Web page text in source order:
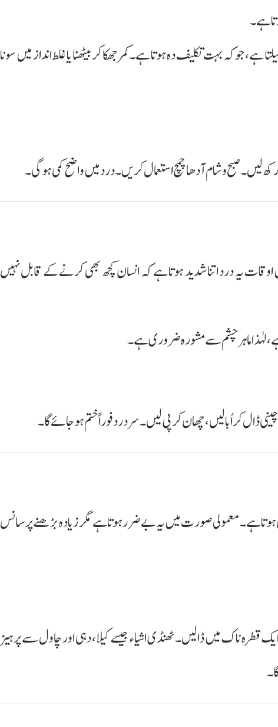
ہے۔
جو کہ بہت تکلیف دہ ہوتا ہے۔ کمر جھکا کر بیٹھنا یا غلط انداز میں سونا
لیں۔ صبح و شام آدھا چمچ استعمال کریں۔ درد میں واضح کمی ہوگی۔
یہ درد اتنا شدید ہوتا ہے کہ انسان کچھ بھی کرنے کے قابل نہیں
لہٰذا ماہر چشم سے مشورہ ضروری ہے۔
ڈال کر اُبالیں، چھان کر پی لیں۔ سر درد فوراً ختم ہوجائے گا۔
ہے۔ معمولی صورت میں یہ بے ضرر ہوتا ہے مگر زیادہ بڑھنے پر سانس
قطرہ ناک میں ڈالیں۔ ٹھنڈی اشیاء جیسے کیلا، دہی اور چاول سے پرہیز